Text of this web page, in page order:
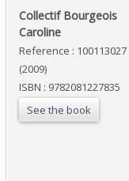
‎Collectif Bourgeois
Caroline‎
Reference : 100113027
(2009)
ISBN : 9782081227835
See the book